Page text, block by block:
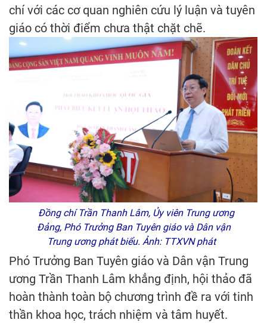
chí với các cơ quan nghiên cứu lý luận và tuyên
giáo có thời điểm chưa thật chặt chẽ.
Đồng chí Trần Thanh Lâm, Ủy viên Trung ương
Đảng, Phó Trưởng Ban Tuyên giáo và Dân vận
Trung ương phát biểu. Ảnh: TTXVN phát
Phó Trưởng Ban Tuyên giáo và Dân vận Trung
ương Trần Thanh Lâm khẳng định, hội thảo đã
hoàn thành toàn bộ chương trình đề ra với tinh
thần khoa học, trách nhiệm và tâm huyết.